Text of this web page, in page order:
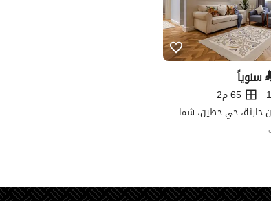
سنوياً
1
65 م2
شارع سويد بن حارثة، حي حطين، شمال الرياض، الرياض